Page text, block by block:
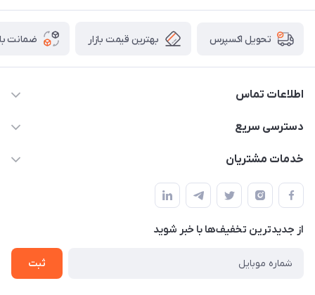
تحویل اکسپرس بهترین قیمت بازار ضمانت
اطلاعات تماس
02156862270
دسترسی سریع
حساب کاربری
لیست محصولات
درباره ما
خدمات مشتریان
قوانین و مقررات
حریم خصوصی
راهنما
از جدید‌ترین تخفیف‌ها با‌ خبر شوید
ثبت